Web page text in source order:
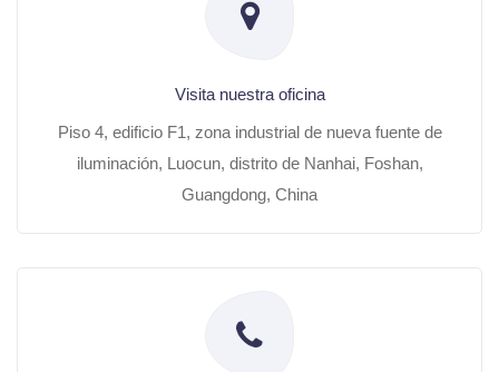
Visita nuestra oficina
Piso 4, edificio F1, zona industrial de nueva fuente de
iluminación, Luocun, distrito de Nanhai, Foshan,
Guangdong, China